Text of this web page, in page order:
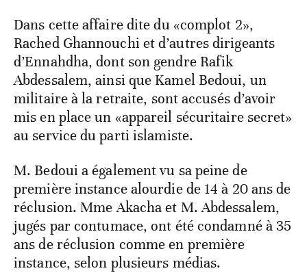
Dans cette affaire dite du «complot 2»,
Rached Ghannouchi et d’autres dirigeants
d’Ennahdha, dont son gendre Rafik
Abdessalem, ainsi que Kamel Bedoui, un
militaire à la retraite, sont accusés d’avoir
mis en place un «appareil sécuritaire secret»
au service du parti islamiste.
M. Bedoui a également vu sa peine de
première instance alourdie de 14 à 20 ans de
réclusion. Mme Akacha et M. Abdessalem,
jugés par contumace, ont été condamné à 35
ans de réclusion comme en première
instance, selon plusieurs médias.